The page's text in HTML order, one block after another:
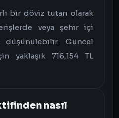
bir döviz tutarı olarak
veya şehir içi
düşünülebilir. Güncel
yaklaşık 716,154 TL
nasıl